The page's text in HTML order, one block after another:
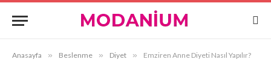
Anasayfa » Beslenme » Diyet » Emziren Anne Diyeti Nasıl Yapılır?